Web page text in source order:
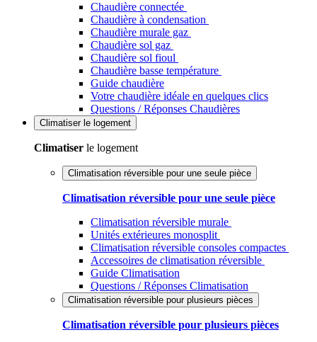
Chaudière connectée
Chaudière à condensation
Chaudière murale gaz
Chaudière sol gaz
Chaudière sol fioul
Chaudière basse température
Guide chaudière
Votre chaudière idéale en quelques clics
Questions / Réponses Chaudières
Climatiser le logement
Climatiser le logement
Climatisation réversible pour une seule pièce
Climatisation réversible pour une seule pièce
Climatisation réversible murale
Unités extérieures monosplit
Climatisation réversible consoles compactes
Accessoires de climatisation réversible
Guide Climatisation
Questions / Réponses Climatisation
Climatisation réversible pour plusieurs pièces
Climatisation réversible pour plusieurs pièces